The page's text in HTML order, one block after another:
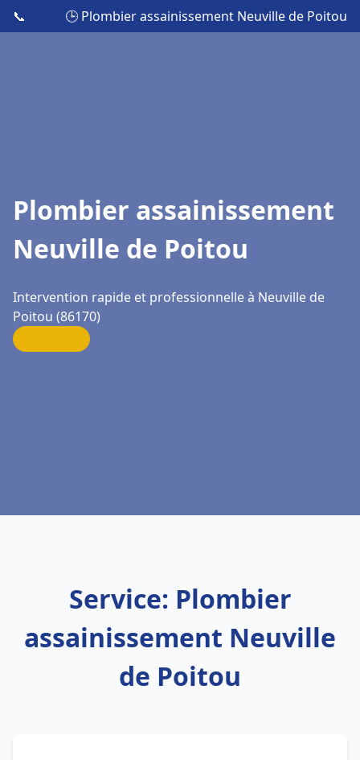
📞 🕒 Plombier assainissement Neuville de Poitou
Plombier assainissement
Neuville de Poitou
Intervention rapide et professionnelle à Neuville de
Poitou (86170)
Service: Plombier
assainissement Neuville
de Poitou